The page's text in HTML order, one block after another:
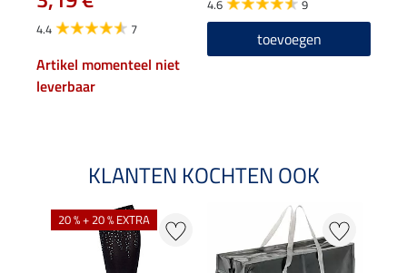
4.4 7
Artikel momenteel niet
leverbaar
4.6 9
toevoegen
KLANTEN KOCHTEN OOK
20 % + 20 % EXTRA